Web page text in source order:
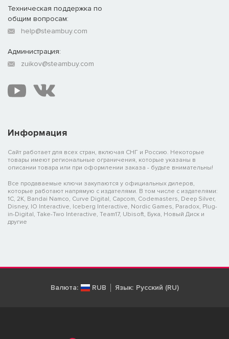
Информация
Сайт работает для всех стран, включая СНГ и Россию. Некоторые
товары имеют региональные ограничения, которые указаны в
описании товара или при оформлении заказа - будьте внимательны!
Все продаваемые ключи закупаются у официальных дилеров,
которые работают напрямую с издателями. В том числе с издателями:
1C, 2K, Bandai Namco, Curve Digital, Capcom, Codemasters, Deep Silver,
Disney, IO Interactive, Iceberg Interactive, Nordic Games, Paradox, Plug-
in-Digital, Take-Two Interactive, Team17, Ubisoft, Бука, Новый Диск и
другие
Техническая поддержка по
общим вопросам:
help@steambuy.com
Администрация:
zuikov@steambuy.com
Валюта: RUB Язык: Русский (RU)